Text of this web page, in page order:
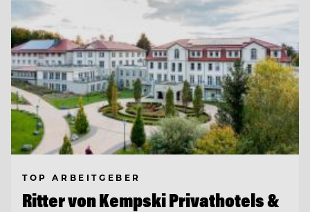
TOP ARBEITGEBER
Ritter von Kempski Privathotels &